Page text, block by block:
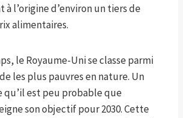
l’origine d’environ un tiers de
alimentaires.
le Royaume-Uni se classe parmi
les plus pauvres en nature. Un
qu’il est peu probable que
son objectif pour 2030. Cette